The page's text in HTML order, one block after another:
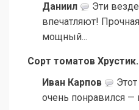
Даниил
Эти
впечатляют!
мощный...
Сорт томатов
Иван Карпов
очень понравился —